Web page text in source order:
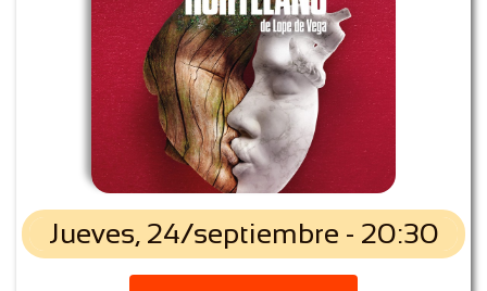
Jueves, 24/septiembre - 20:30